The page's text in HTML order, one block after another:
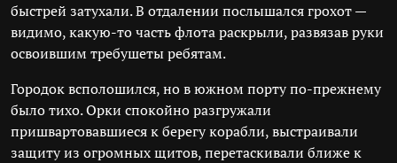
быстрей затухали. В отдалении послышался грохот —
видимо, какую-то часть флота раскрыли, развязав руки
освоившим требушеты ребятам.
Городок всполошился, но в южном порту по-прежнему
было тихо. Орки спокойно разгружали
пришвартовавшиеся к берегу корабли, выстраивали
защиту из огромных щитов, перетаскивали ближе к